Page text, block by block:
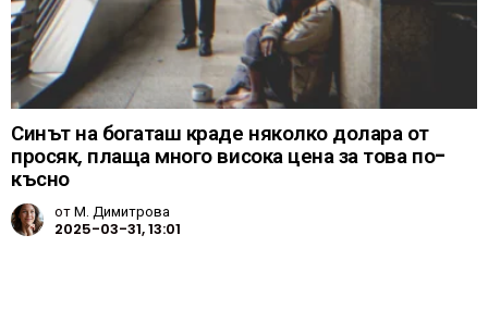
Синът на богаташ краде няколко долара от
просяк, плаща много висока цена за това по-
късно
отМ. Димитрова
2025-03-31, 13:01